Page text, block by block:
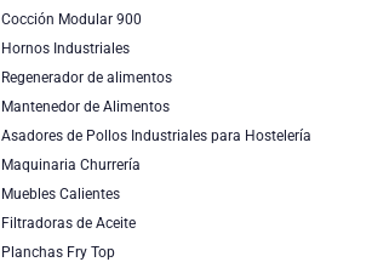
Cocción Modular 900
Hornos Industriales
Regenerador de alimentos
Mantenedor de Alimentos
Asadores de Pollos Industriales para Hostelería
Maquinaria Churrería
Muebles Calientes
Filtradoras de Aceite
Planchas Fry Top